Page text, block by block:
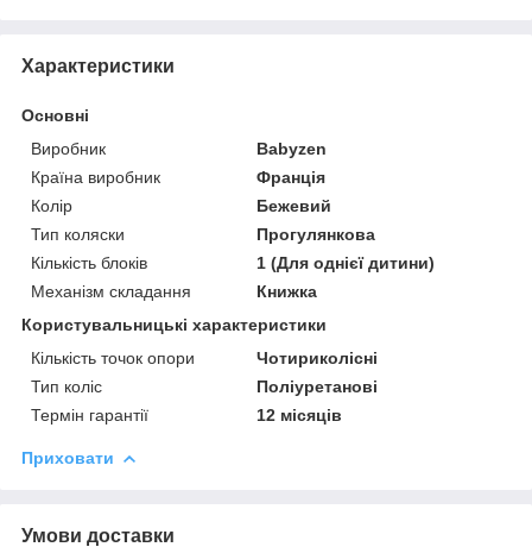
Характеристики
Основні
Виробник
Babyzen
Країна виробник
Франція
Колір
Бежевий
Тип коляски
Прогулянкова
Кількість блоків
1 (Для однієї дитини)
Механізм складання
Книжка
Користувальницькі характеристики
Кількість точок опори
Чотириколісні
Тип коліс
Поліуретанові
Термін гарантії
12 місяців
Приховати
Умови доставки